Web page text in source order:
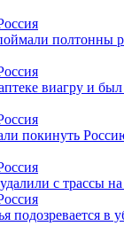
полтонны
виагру и
покинуть
с трассы
подозревается в